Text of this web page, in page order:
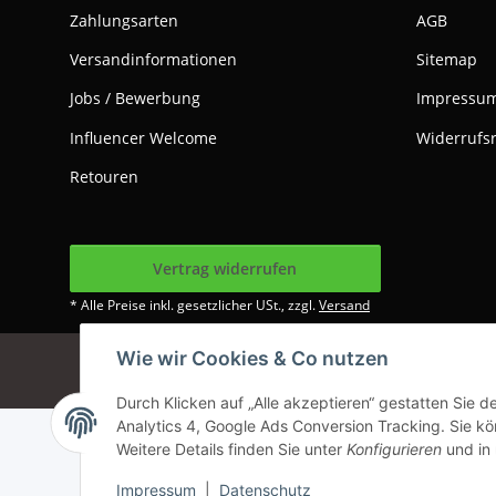
Wie wir Cookies & Co nutzen
Durch Klicken auf „Alle akzeptieren“ gestatten Sie
Analytics 4, Google Ads Conversion Tracking. Sie
Weitere Details finden Sie unter Konfigurieren und in
Impressum Datenschutz
Zahlungsarten
Versandinformationen
Jobs / Bewerbung
Influencer Welcome
Retouren
AGB
Sitemap
Vertrag widerrufen
* Alle Preise inkl. gesetzlicher USt., zzgl.Versand
Google Analytics